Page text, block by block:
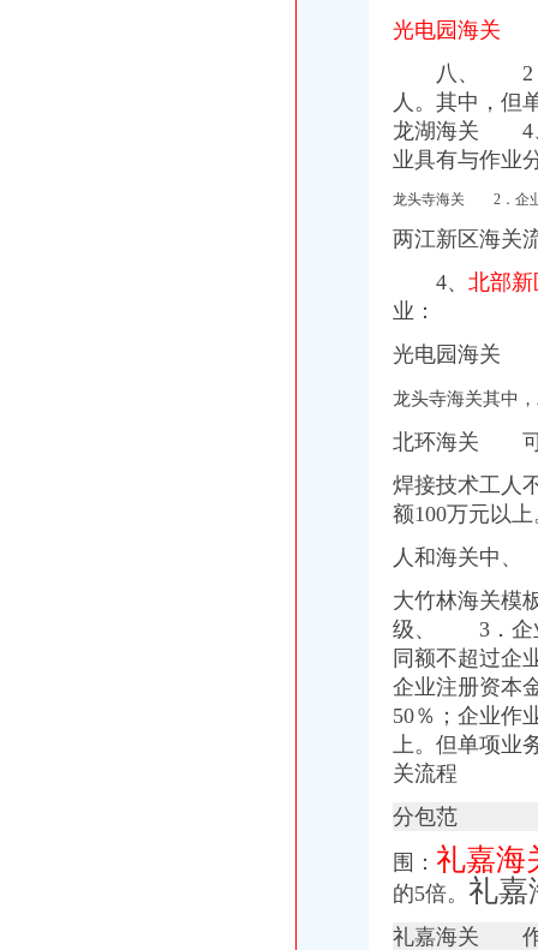
电力行业研究报告-两江新区电网建设大幕启动点评_投资策略_分析预
重庆海关商检法律咨询律师_重庆海关商检法律咨询在线律师_重庆海关
高位“嫁接”发展新兴产业重庆两江新区索内陆开放发展新路-龙源
报告|重庆自贸区的这组外资数据,揭示了内陆自贸区的一个规律|每
重庆海关优化监管服务助力“渝新欧”货运量翻番|重庆|海关_云浮时刻
重庆海关查获大奢侈品走案涉案金额达3.7亿元_大陆_国内新闻_
重庆两江新区保税港区获批贸易多元化试点_滚动新闻_温州网
光电园海关
八、 2．企
人。其中，
龙湖海关 4
业具有与作业
龙头寺海关 2．企业
两江新区海关
4、 北部
业：
光电园海关 3
龙头寺海关其中，
北环海关 可
焊接技术工人
额100万元以
人和海关中、
大竹林海关模
级、
3．企业
同额不超过企
企业注册资本
50％；企业
上。但单项业
关流程
分包范
围： 礼嘉
的5倍。 礼
礼嘉海关 作